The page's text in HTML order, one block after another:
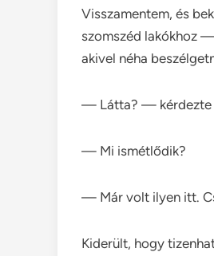
Visszamentem, és
szomszéd lakókhoz
akivel néha
— Látta? — kérdezte
— Mi ismétlődik?
— Már volt ilyen itt.
Kiderült, hogy